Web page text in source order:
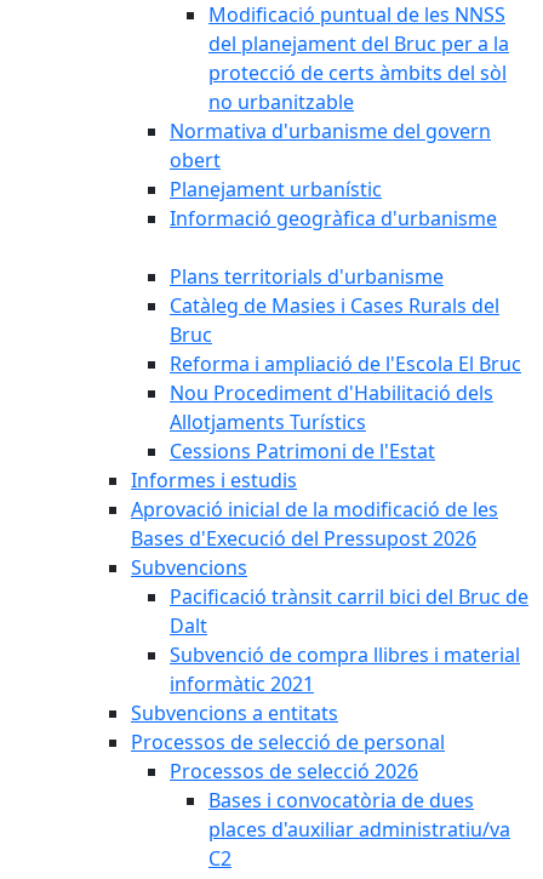
Modificació puntual de les NNSS
del planejament del Bruc per a la
protecció de certs àmbits del sòl
no urbanitzable
Normativa d'urbanisme del govern
obert
Planejament urbanístic
Informació geogràfica d'urbanisme
Plans territorials d'urbanisme
Catàleg de Masies i Cases Rurals del
Bruc
Reforma i ampliació de l'Escola El Bruc
Nou Procediment d'Habilitació dels
Allotjaments Turístics
Cessions Patrimoni de l'Estat
Informes i estudis
Aprovació inicial de la modificació de les
Bases d'Execució del Pressupost 2026
Subvencions
Pacificació trànsit carril bici del Bruc de
Dalt
Subvenció de compra llibres i material
informàtic 2021
Subvencions a entitats
Processos de selecció de personal
Processos de selecció 2026
Bases i convocatòria de dues
places d'auxiliar administratiu/va
C2